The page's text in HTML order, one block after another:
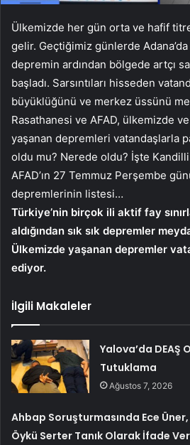
Ülkemizde her gün orta ve hafif
gelir. Geçtiğimiz günlerde
depremin ardından bölgede artçı
başladı. Sarsıntıları hisseden
büyüklüğünü ve merkez üssünü
Rasathanesi ve AFAD, ülkemizde
yaşanan depremleri vatandaşlarla
oldu mu? Nerede oldu? İşte
AFAD’ın 27 Temmuz Perşembe
depremlerinin listesi…
Türkiye’nin birçok ili aktif fay
aldığından sık sık depremler
Ülkemizde yaşanan depremler
ediyor.
İlgili Makaleler
Yalova’da DEAŞ
Tutuklama
Ağustos 7, 2026
Ahbap Soruşturmasında Ece
Öykü Serter Tanık Olarak İfade